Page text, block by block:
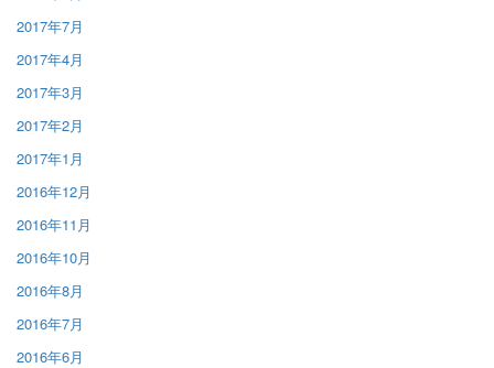
2017年7月
2017年4月
2017年3月
2017年2月
2017年1月
2016年12月
2016年11月
2016年10月
2016年8月
2016年7月
2016年6月